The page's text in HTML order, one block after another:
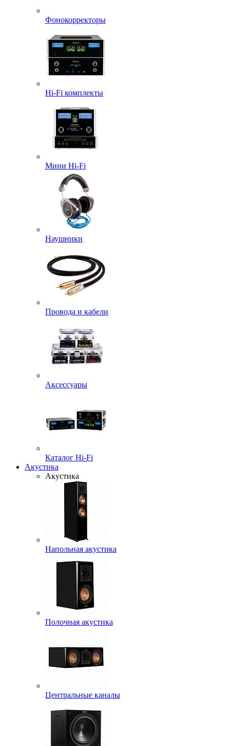
Фонокорректоры
Hi-Fi комплекты
Мини Hi-Fi
Наушники
Провода и кабели
Аксессуары
Каталог Hi-Fi
Акустика
Акустика
Напольная акустика
Полочная акустика
Центральные каналы